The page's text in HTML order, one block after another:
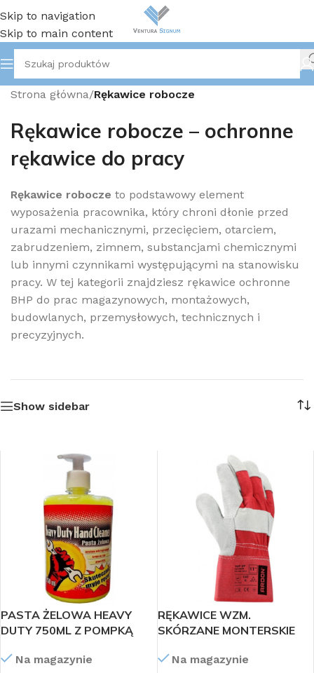
Skip to navigation
Skip to main content
Strona główna/Rękawice robocze
Rękawice robocze – ochronne
rękawice do pracy
Rękawice robocze to podstawowy element
wyposażenia pracownika, który chroni dłonie przed
urazami mechanicznymi, przecięciem, otarciem,
zabrudzeniem, zimnem, substancjami chemicznymi
lub innymi czynnikami występującymi na stanowisku
pracy. W tej kategorii znajdziesz rękawice ochronne
BHP do prac magazynowych, montażowych,
budowlanych, przemysłowych, technicznych i
precyzyjnych.
Show sidebar
PASTA ŻELOWA HEAVY
DUTY 750ML Z POMPKĄ
Na magazynie
RĘKAWICE WZM.
SKÓRZANE MONTERSKIE
Na magazynie